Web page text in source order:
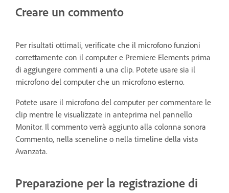
Creare un commento
Per risultati ottimali, verificate che il microfono funzioni
correttamente con il computer e Premiere Elements prima
di aggiungere commenti a una clip. Potete usare sia il
microfono del computer che un microfono esterno.
Potete usare il microfono del computer per commentare le
clip mentre le visualizzate in anteprima nel pannello
Monitor. Il commento verrà aggiunto alla colonna sonora
Commento, nella sceneline o nella timeline della vista
Avanzata.
Preparazione per la registrazione di